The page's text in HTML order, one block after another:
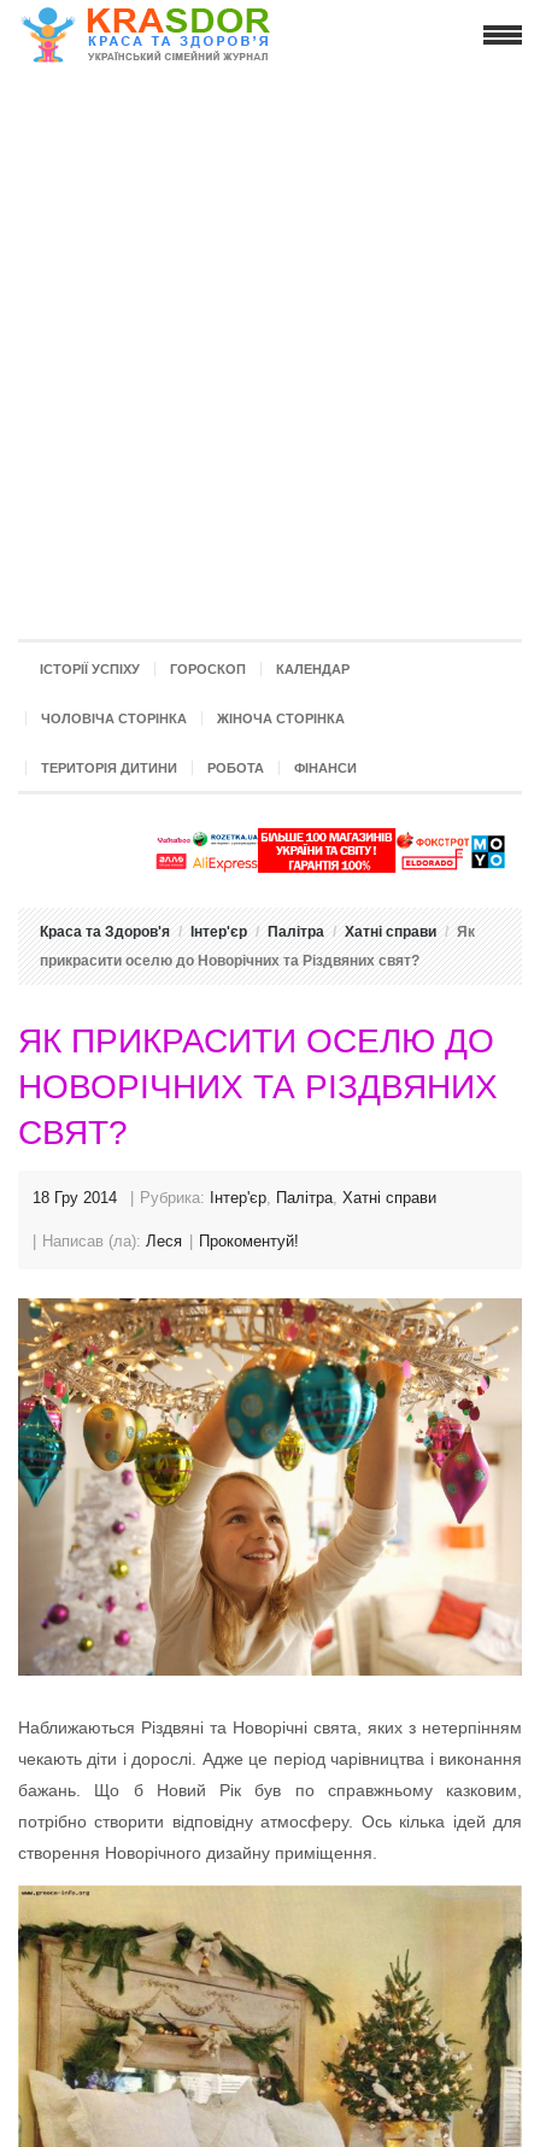
ІСТОРІЇ УСПІХУ ГОРОСКОП КАЛЕНДАР
ЧОЛОВІЧА СТОРІНКА ЖІНОЧА СТОРІНКА
ТЕРИТОРІЯ ДИТИНИ РОБОТА ФІНАНСИ
Краса та Здоров'я Інтер'єр Палітра Хатні справи
Як
прикрасити оселю до Новорічних та Різдвяних свят?
ЯК ПРИКРАСИТИ ОСЕЛЮ ДО
НОВОРІЧНИХ ТА РІЗДВЯНИХ
СВЯТ?
18 Гру 2014 Рубрика: Інтер'єр, Палітра, Хатні справи
Написав (ла): Леся Прокоментуй!
Наближаються Різдвяні та Новорічні свята, яких з нетерпінням
чекають діти і дорослі. Адже це період чарівництва і виконання
бажань. Що б Новий Рік був по справжньому казковим,
потрібно створити відповідну атмосферу. Ось кілька ідей для
створення Новорічного дизайну приміщення.